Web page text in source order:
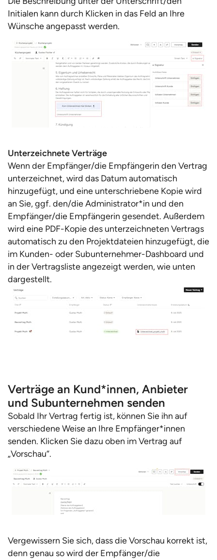
Initialen kann durch Klicken in das Feld an Ihre
Wünsche angepasst werden.
Unterzeichnete Verträge
Wenn der Empfänger/die Empfängerin den Vertrag
unterzeichnet, wird das Datum automatisch
hinzugefügt, und eine unterschriebene Kopie wird
an Sie, ggf. den/die Administrator*in und den
Empfänger/die Empfängerin gesendet. Außerdem
wird eine PDF-Kopie des unterzeichneten Vertrags
automatisch zu den Projektdateien hinzugefügt, die
im Kunden- oder Subunternehmer-Dashboard und
in der Vertragsliste angezeigt werden, wie unten
dargestellt.
Verträge an Kund*innen, Anbieter
und Subunternehmen senden
Sobald Ihr Vertrag fertig ist, können Sie ihn auf
verschiedene Weise an Ihre Empfänger*innen
senden. Klicken Sie dazu oben im Vertrag auf
„Vorschau“.
Vergewissern Sie sich, dass die Vorschau korrekt ist,
denn genau so wird der Empfänger/die